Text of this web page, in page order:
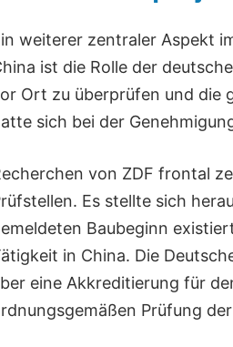
weiterer zentraler Aspekt
ist die Rolle der
Ort zu überprüfen und die
sich bei der
von ZDF frontal
Es stellte sich
Baubeginn
in China. Die
eine Akkreditierung für
Prüfung